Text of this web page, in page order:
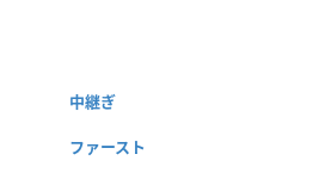
中継ぎ
ファースト